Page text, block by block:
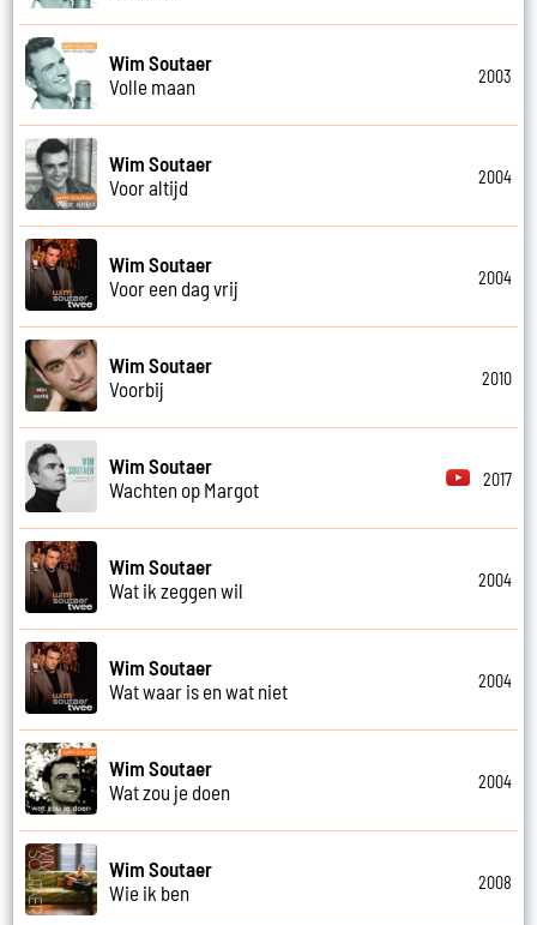
Wim Soutaer
Volle maan
2003
Wim Soutaer
Voor altijd
2004
Wim Soutaer
Voor een dag vrij
2004
Wim Soutaer
Voorbij
2010
Wim Soutaer
Wachten op Margot
2017
Wim Soutaer
Wat ik zeggen wil
2004
Wim Soutaer
Wat waar is en wat niet
2004
Wim Soutaer
Wat zou je doen
2004
Wim Soutaer
Wie ik ben
2008